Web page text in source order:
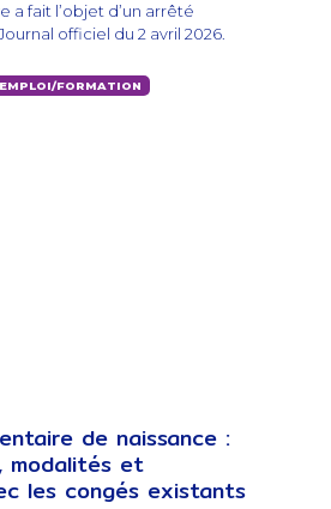
a fait l’objet d’un arrêté
officiel du 2 avril 2026.
EMPLOI/FORMATION
de naissance :
modalités et
les congés existants